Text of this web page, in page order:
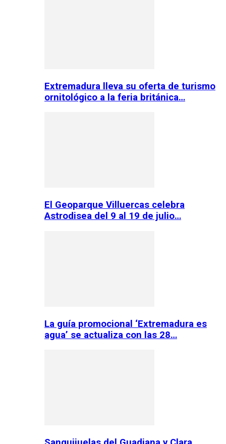
Extremadura lleva su oferta de turismo
ornitológico a la feria británica…
El Geoparque Villuercas celebra
Astrodisea del 9 al 19 de julio…
La guía promocional ‘Extremadura es
agua’ se actualiza con las 28…